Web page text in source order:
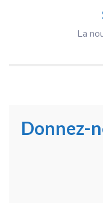
La
Donnez-